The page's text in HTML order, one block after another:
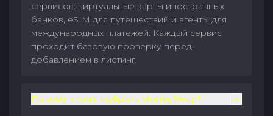
сервисов: виртуальные карты иностранных
банков, eSIM для путешествий и агенты для
международных платежей. Каждый сервис
проходит базовую проверку перед
добавлением в листинг.
Почему стоит выбрать MoneySwap?